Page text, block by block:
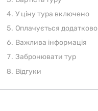
У ціну тура включено
Оплачується додатково
Важлива інформація
Забронювати тур
Відгуки